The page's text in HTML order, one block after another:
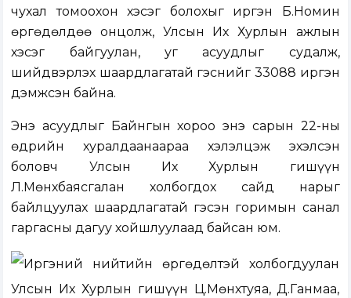
чухал томоохон хэсэг болохыг иргэн Б.Номин
өргөдөлдөө онцолж, Улсын Их Хурлын ажлын
хэсэг байгуулан, уг асуудлыг судалж,
шийдвэрлэх шаардлагатай гэснийг 33088 иргэн
дэмжсэн байна.
Энэ асуудлыг Байнгын хороо энэ сарын 22-ны
өдрийн хуралдаанаараа хэлэлцэж эхэлсэн
боловч Улсын Их Хурлын гишүүн
Л.Мөнхбаясгалан холбогдох сайд нарыг
байлцуулах шаардлагатай гэсэн горимын санал
гаргасны дагуу хойшлуулаад байсан юм.
Иргэний нийтийн өргөдөлтэй холбогдуулан
Улсын Их Хурлын гишүүн Ц.Мөнхтуяа, Д.Ганмаа,